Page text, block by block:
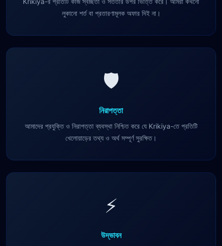
লুকানো শর্ত বা প্রতারণামূলক অফার দিই না।
🛡️
নিরাপত্তা
আমাদের প্রযুক্তি ও নিরাপত্তা ব্যবস্থা নিশ্চিত করে যে Krikiya-তে প্রতিটি
খেলোয়াড়ের তথ্য ও অর্থ সম্পূর্ণ সুরক্ষিত।
⚡
উদ্ভাবন